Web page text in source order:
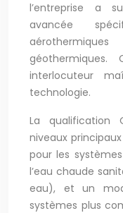
l’entreprise a
avancée
interlocuteur
technologie.
La qualification
niveaux
pour les
l’eau chaude
eau), et un
systèmes plus